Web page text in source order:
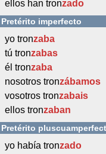
ellos han tronzado
Pretérito imperfecto
yo tronzaba
tú tronzabas
él tronzaba
nosotros tronzábamos
vosotros tronzabais
ellos tronzaban
Pretérito
yo había tronzado